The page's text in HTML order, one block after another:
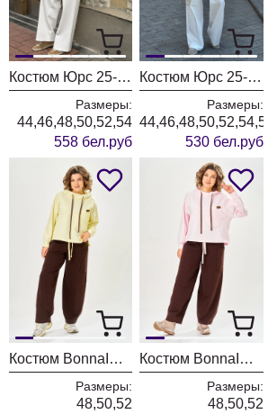
Костюм Юрс 25-556-1 молочный
Размеры:
44,46,48,50,52,54
558 бел.руб
Костюм Юрс 25-563-1 молочный
Размеры:
44,46,48,50,52,54,56
530 бел.руб
Костюм BonnaImage 1062/1 желтый
Размеры:
48,50,52
Костюм BonnaImage 1062/1 розовый
Размеры:
48,50,52